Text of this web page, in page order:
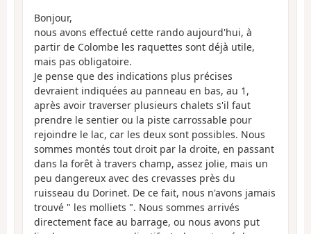
Bonjour,
nous avons effectué cette rando aujourd'hui, à
partir de Colombe les raquettes sont déjà utile,
mais pas obligatoire.
Je pense que des indications plus précises
devraient indiquées au panneau en bas, au 1,
après avoir traverser plusieurs chalets s'il faut
prendre le sentier ou la piste carrossable pour
rejoindre le lac, car les deux sont possibles. Nous
sommes montés tout droit par la droite, en passant
dans la forêt à travers champ, assez jolie, mais un
peu dangereux avec des crevasses près du
ruisseau du Dorinet. De ce fait, nous n'avons jamais
trouvé " les molliets ". Nous sommes arrivés
directement face au barrage, ou nous avons put